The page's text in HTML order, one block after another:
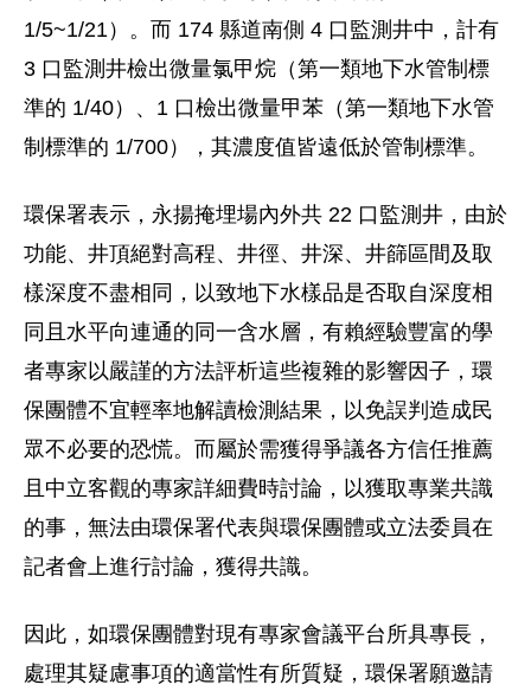
1/5~1/21）。而 174 縣道南側 4 口監測井中，計有
3 口監測井檢出微量氯甲烷（第一類地下水管制標
準的 1/40）、1 口檢出微量甲苯（第一類地下水管
制標準的 1/700），其濃度值皆遠低於管制標準。
環保署表示，永揚掩埋場內外共 22 口監測井，由於
功能、井頂絕對高程、井徑、井深、井篩區間及取
樣深度不盡相同，以致地下水樣品是否取自深度相
同且水平向連通的同一含水層，有賴經驗豐富的學
者專家以嚴謹的方法評析這些複雜的影響因子，環
保團體不宜輕率地解讀檢測結果，以免誤判造成民
眾不必要的恐慌。而屬於需獲得爭議各方信任推薦
且中立客觀的專家詳細費時討論，以獲取專業共識
的事，無法由環保署代表與環保團體或立法委員在
記者會上進行討論，獲得共識。
因此，如環保團體對現有專家會議平台所具專長，
處理其疑慮事項的適當性有所質疑，環保署願邀請